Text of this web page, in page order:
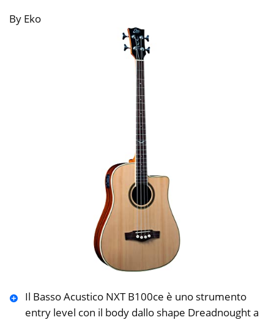
By Eko
Il Basso Acustico NXT B100ce è uno strumento
entry level con il body dallo shape Dreadnought a